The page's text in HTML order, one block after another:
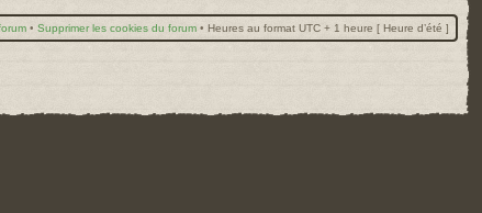
• Supprimer les cookies du forum • Heures au format UTC + 1 heure [ Heure d’été ]